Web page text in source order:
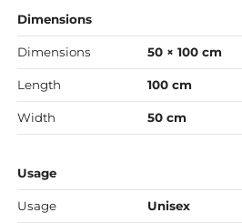
Dimensions
Dimensions 50 × 100 cm
Length 100 cm
Width 50 cm
Usage
Usage Unisex